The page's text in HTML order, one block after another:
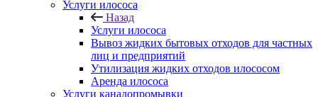
Услуги илососа
Назад
Услуги илососа
Вывоз жидких бытовых отходов для частных
лиц и предприятий
Утилизация жидких отходов илососом
Аренда илососа
Услуги каналопромывки